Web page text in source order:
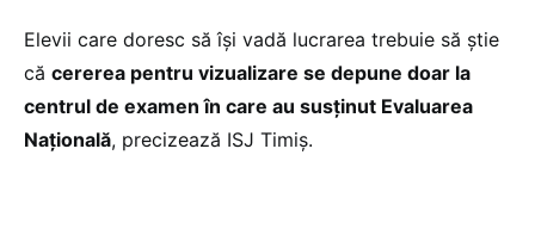
Elevii care doresc să își vadă lucrarea trebuie să știe
că cererea pentru vizualizare se depune doar la
centrul de examen în care au susținut Evaluarea
Națională, precizează ISJ Timiș.